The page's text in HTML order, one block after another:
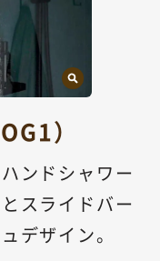
）
ンドシャワー
スライドバー
デザイン。